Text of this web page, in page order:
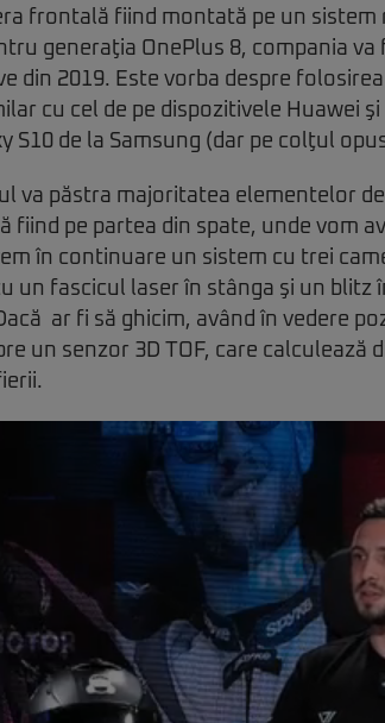
frontală fiind montată pe un sistem
generaţia OnePlus 8, compania va
din 2019. Este vorba despre
cu cel de pe dispozitivele Huawei
S10 de la Samsung (dar pe colţul
va păstra majoritatea elementelor
fiind pe partea din spate, unde vom
în continuare un sistem cu trei
un fascicul laser în stânga şi un blitz
ar fi să ghicim, având în vedere
un senzor 3D TOF, care calculează